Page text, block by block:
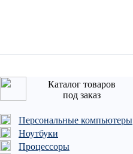
Каталог товаров
под заказ
Персональные компьютеры
Ноутбуки
Процессоры